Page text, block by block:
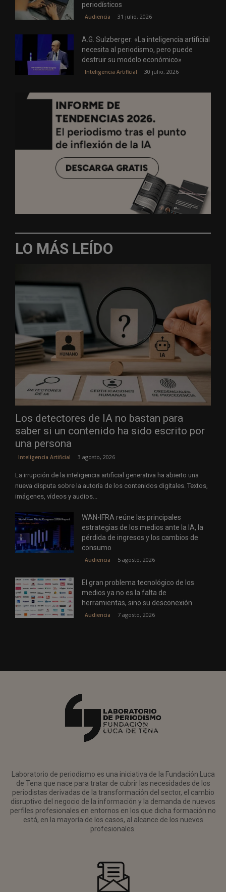
periodísticos
Audiencia 31 julio, 2026
A.G. Sulzberger: «La inteligencia artificial
necesita al periodismo, pero puede
destruir su modelo económico»
Inteligencia Artificial 30 julio, 2026
LO MÁS LEÍDO
Los detectores de IA no bastan para
saber si un contenido ha sido escrito por
una persona
Inteligencia Artificial 3 agosto, 2026
La irrupción de la inteligencia artificial generativa ha abierto una
nueva disputa sobre la autoría de los contenidos digitales. Textos,
imágenes, vídeos y audios...
WAN-IFRA reúne las principales
estrategias de los medios ante la IA, la
pérdida de ingresos y los cambios de
consumo
Audiencia 5 agosto, 2026
El gran problema tecnológico de los
medios ya no es la falta de
herramientas, sino su desconexión
Audiencia 7 agosto, 2026
Laboratorio de periodismo es una iniciativa de la Fundación Luca
de Tena que nace para tratar de cubrir las necesidades de los
periodistas derivadas de la transformación del sector, el cambio
disruptivo del negocio de la información y la demanda de nuevos
perfiles profesionales en entornos en los que dicha formación no
está, en la mayoría de los casos, al alcance de los nuevos
profesionales.